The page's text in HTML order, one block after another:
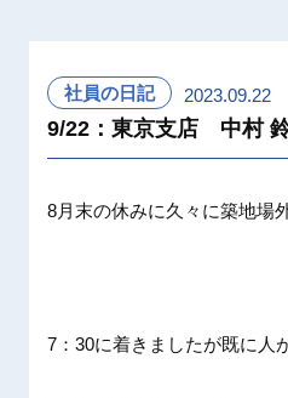
社員の日記 2023.09.22
9/22：東京支店 中村
8月末の休みに久々に築地場
7：30に着きましたが既に人